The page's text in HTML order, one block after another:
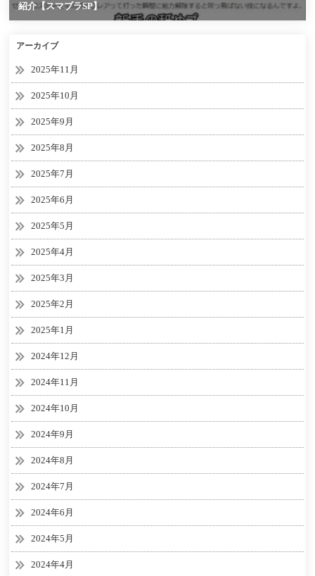
アーカイブ
2025年11月
2025年10月
2025年9月
2025年8月
2025年7月
2025年6月
2025年5月
2025年4月
2025年3月
2025年2月
2025年1月
2024年12月
2024年11月
2024年10月
2024年9月
2024年8月
2024年7月
2024年6月
2024年5月
2024年4月